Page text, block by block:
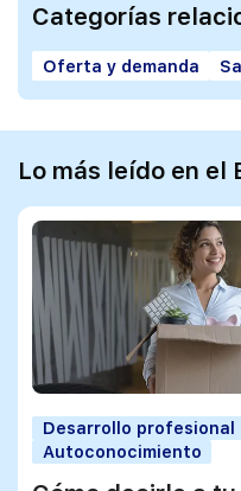
Categorías
Oferta y demanda
Lo más leído en el
Desarrollo profesional
Autoconocimiento